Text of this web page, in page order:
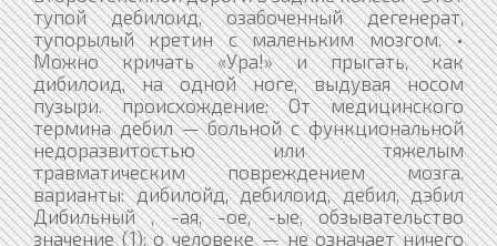
тупой дебилоид, озабоченный дегенерат,
тупорылый кретин с маленьким мозгом. •
Можно кричать «Ура!» и прыгать, как
дибилоид, на одной ноге, выдувая носом
пузыри. происхождение: От медицинского
термина дебил — больной с функциональной
недоразвитостью или тяжелым
травматическим повреждением мозга.
варианты: дибилойд, дебилоид, дебил, дэбил
Дибильный , -ая, -ое, -ые, обзывательство
значение (1): о человеке — не означает ничего